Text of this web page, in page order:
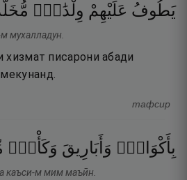
يَطُوفُ عَلَيْهِمْ وِلْدَٰنٌۭ
мухалладун.
хизмат писарони абади
тафсир
بِأَكْوَابٍۢ وَأَبَارِيقَ وَكَأْسٍۢ
каъси-м мим маъӣн.